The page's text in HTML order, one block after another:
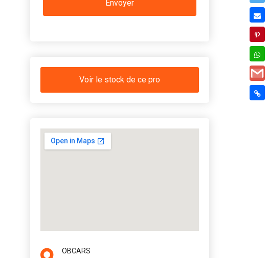
Voir le stock de ce pro
OBCARS